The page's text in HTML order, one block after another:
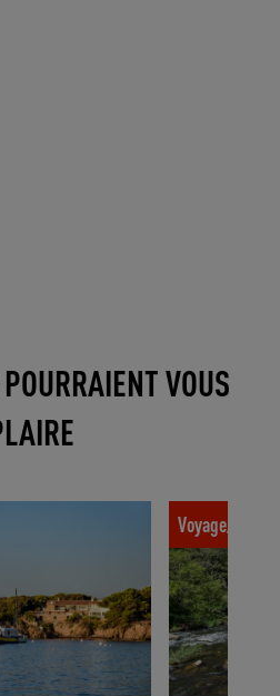
VOUS
voilier îles
Retour
aventure sur